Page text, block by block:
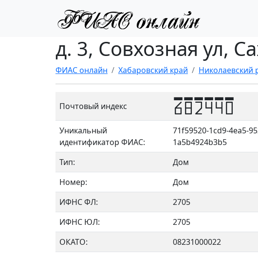
д. 3, Совхозная ул,
ФИАС онлайн Хабаровский край Николаевский
Почтовый индекс 682440
Уникальный
идентификатор ФИАС:
71f59520-1cd9-4ea5-
1a5b4924b3b5
Тип:
Дом
Номер:
Дом
ИФНС ФЛ:
2705
ИФНС ЮЛ:
2705
ОКАТО:
08231000022